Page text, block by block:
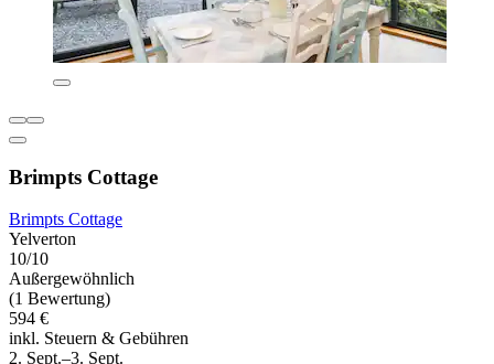
Brimpts Cottage
Brimpts Cottage
Yelverton
10/10
Außergewöhnlich
(1 Bewertung)
594 €
inkl. Steuern & Gebühren
2. Sept.–3. Sept.